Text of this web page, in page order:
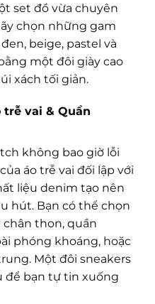
set đồ vừa chuyên
chọn những gam
beige, pastel và
một đôi giày cao
xách tối giản.
trễ vai & Quần
không bao giờ lỗi
áo trễ vai đối lập với
liệu denim tạo nên
hút. Bạn có thể chọn
thon, quần
phóng khoáng, hoặc
Một đôi sneakers
để bạn tự tin xuống